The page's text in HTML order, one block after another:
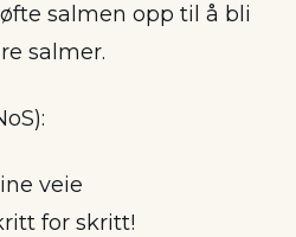
salmen opp til å bli
salmer.
veie
for skritt!